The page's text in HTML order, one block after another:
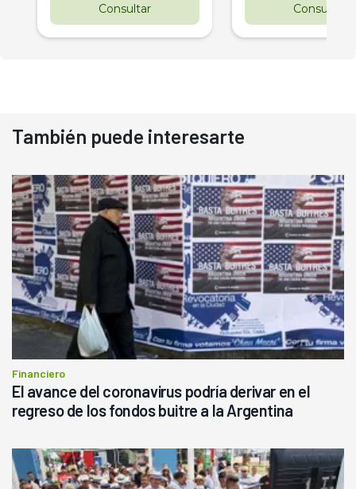
Consultar Consultar
También puede interesarte
Financiero
El avance del coronavirus podría derivar en el
regreso de los fondos buitre a la Argentina